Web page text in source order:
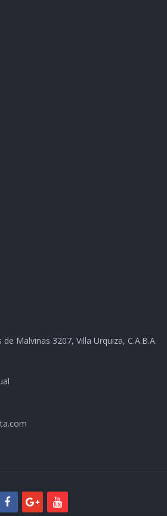
Malvinas 3207, Villa Urquiza, C.A.B.A.